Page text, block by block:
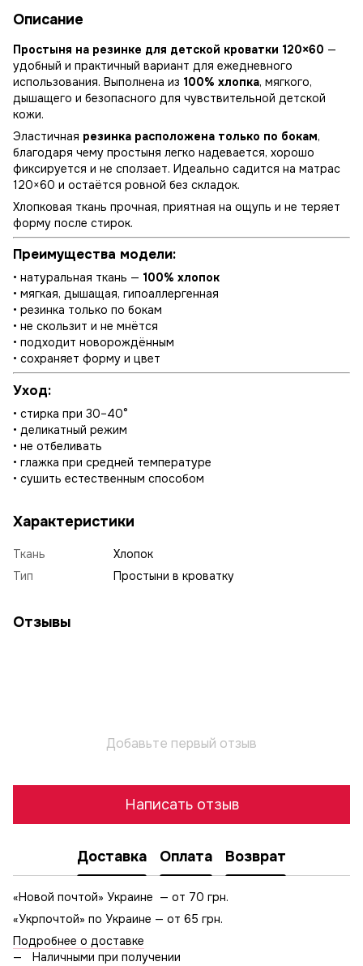
Описание
Простыня на резинке для детской кроватки 120×60 —
удобный и практичный вариант для ежедневного
использования. Выполнена из 100% хлопка, мягкого,
дышащего и безопасного для чувствительной детской
кожи.
Эластичная резинка расположена только по бокам,
благодаря чему простыня легко надевается, хорошо
фиксируется и не сползает. Идеально садится на матрас
120×60 и остаётся ровной без складок.
Хлопковая ткань прочная, приятная на ощупь и не теряет
форму после стирок.
Преимущества модели:
• натуральная ткань — 100% хлопок
• мягкая, дышащая, гипоаллергенная
• резинка только по бокам
• не скользит и не мнётся
• подходит новорождённым
• сохраняет форму и цвет
Уход:
• стирка при 30–40°
• деликатный режим
• не отбеливать
• глажка при средней температуре
• сушить естественным способом
Характеристики
Ткань
Хлопок
Тип
Простыни в кроватку
Отзывы
Добавьте первый отзыв
Написать отзыв
Доставка Оплата Возврат
«Новой почтой» Украине — от 70 грн.
«Укрпочтой» по Украине — от 65 грн.
Подробнее о доставке
Наличными при получении